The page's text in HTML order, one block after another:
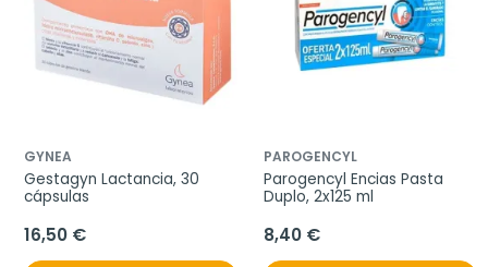
GYNEA
Gestagyn Lactancia, 30
cápsulas
16,50 €
PAROGENCYL
Parogencyl Encias Pasta
Duplo, 2x125 ml
8,40 €